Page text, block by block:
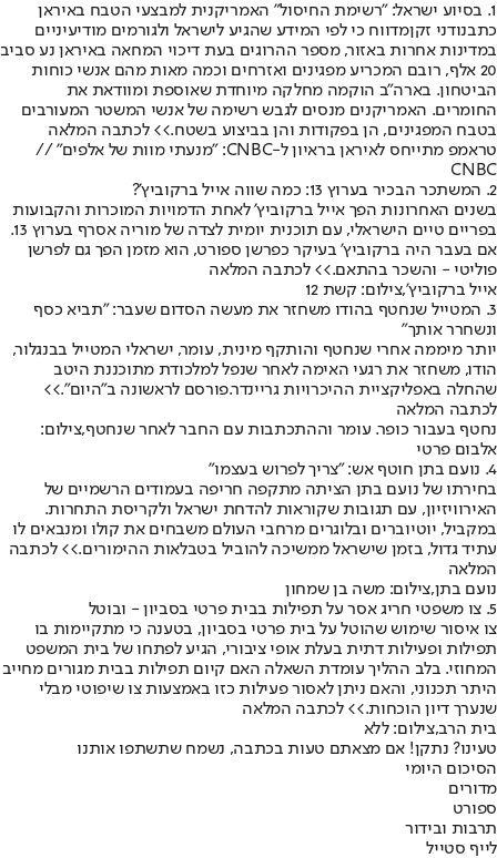
1. בסיוע ישראל: "רשימת החיסול" האמריקנית למבצעי הטבח באיראן
כתבנודני זקןמדווח כי לפי המידע שהגיע לישראל ולגורמים מודיעיניים
במדינות אחרות באזור, מספר ההרוגים בעת דיכוי המחאה באיראן נע סביב
20 אלף, רובם המכריע מפגינים ואזרחים וכמה מאות מהם אנשי כוחות
הביטחון. בארה"ב הוקמה מחלקה מיוחדת שאוספת ומוודאת את
החומרים. האמריקנים מנסים לגבש רשימה של אנשי המשטר המעורבים
בטבח המפגינים, הן בפקודות והן בביצוע בשטח.>> לכתבה המלאה
טראמפ מתייחס לאיראן בראיון ל-CNBC: "מנעתי מוות של אלפים" //
CNBC
2. המשתכר הבכיר בערוץ 13: כמה שווה אייל ברקוביץ'?
בשנים האחרונות הפך אייל ברקוביץ' לאחת הדמויות המוכרות והקבועות
בפריים טיים הישראלי, עם תוכנית יומית לצדה של מוריה אסרף בערוץ 13.
אם בעבר היה ברקוביץ' בעיקר כפרשן ספורט, הוא מזמן הפך גם לפרשן
פוליטי - והשכר בהתאם.>> לכתבה המלאה
אייל ברקוביץ',צילום: קשת 12
3. המטייל שנחטף בהודו משחזר את מעשה הסדום שעבר: ״תביא כסף
ונשחרר אותך״
יותר מיממה אחרי שנחטף והותקף מינית, עומר, ישראלי המטייל בבנגלור,
הודו, משחזר את רגעי האימה לאחר שנפל למלכודת מתוכננת היטב
שהחלה באפליקציית ההיכרויות גריינדר.פורסם לראשונה ב"היום".>>
לכתבה המלאה
נחטף בעבור כופר. עומר וההתכתבות עם החבר לאחר שנחטף,צילום:
אלבום פרטי
4. נועם בתן חוטף אש: "צריך לפרוש בעצמו"
בחירתו של נועם בתן הציתה מתקפה חריפה בעמודים הרשמיים של
האירוויזיון, עם תגובות שקוראות להדחת ישראל ולקריסת התחרות.
במקביל, יוטיוברים ובלוגרים מרחבי העולם משבחים את קולו ומנבאים לו
עתיד גדול, בזמן שישראל ממשיכה להוביל בטבלאות ההימורים.>> לכתבה
המלאה
נועם בתן,צילום: משה בן שמחון
5. צו משפטי חריג אסר על תפילות בבית פרטי בסביון - ובוטל
צו איסור שימוש שהוטל על בית פרטי בסביון, בטענה כי מתקיימות בו
תפילות ופעילות דתית בעלת אופי ציבורי, הגיע לפתחו של בית המשפט
המחוזי. בלב ההליך עומדת השאלה האם קיום תפילות בבית מגורים מחייב
היתר תכנוני, והאם ניתן לאסור פעילות כזו באמצעות צו שיפוטי מבלי
שנערך דיון הוכחות.>> לכתבה המלאה
בית הרב,צילום: ללא
טעינו? נתקן! אם מצאתם טעות בכתבה, נשמח שתשתפו אותנו
הסיכום היומי
מדורים
ספורט
תרבות ובידור
לייף סטייל